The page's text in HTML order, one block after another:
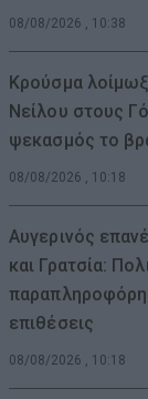
08/08/2026 , 10:38
Κρούσμα
Νείλου στους
ψεκασμός το
08/08/2026 , 10:18
Αυγερινός
και Γρατσία:
επιθέσεις
08/08/2026 , 10:18